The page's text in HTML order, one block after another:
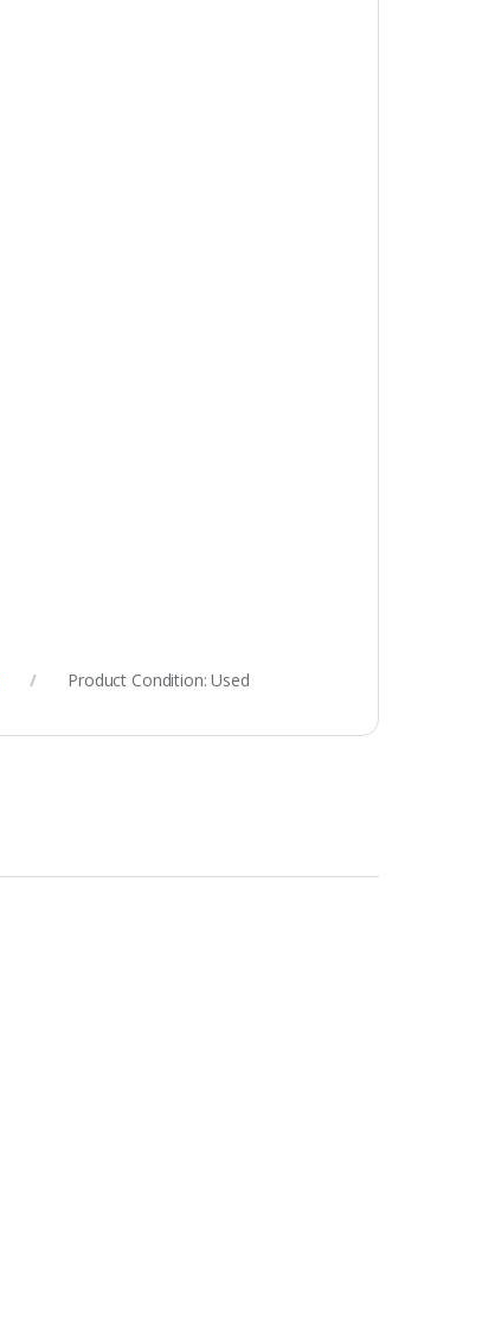
Product Condition:Used